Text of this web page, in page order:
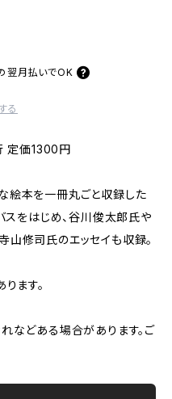
翌月払いでOK
る
定価1300円
絵本を一冊丸ごと収録した
スをはじめ、谷川俊太郎氏や
修司氏のエッセイも収録。
ます。
などある場合があります。ご